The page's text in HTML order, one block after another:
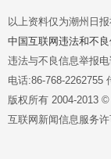
以上资料仅为潮州日
中国互联网违法和不
违法与不良信息举报
电话:86-768-2262755
版权所有 2004-2013
互联网新闻信息服务